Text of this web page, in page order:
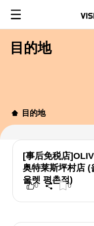
目的地
目的地
[事后免税店
奥特莱斯坪村店 (
울렛 평촌점)
0 0